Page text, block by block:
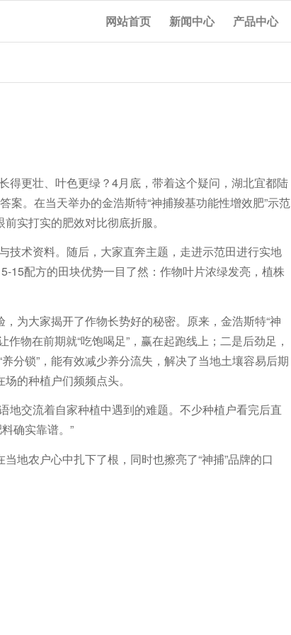
网站首页 新闻中心 产品中心
得更壮、叶色更绿？4月底，带着这个疑问，湖北宜都陆
。在当天举办的金浩斯特“神捕羧基功能性增效肥”示范
实打实的肥效对比彻底折服。
技术资料。随后，大家直奔主题，走进示范田进行实地
15配方的田块优势一目了然：作物叶片浓绿发亮，植株
为大家揭开了作物长势好的秘密。原来，金浩斯特“神
物在前期就“吃饱喝足”，赢在起跑线上；二是后劲足，
分锁”，能有效减少养分流失，解决了当地土壤容易后期
的种植户们频频点头。
地交流着自家种植中遇到的难题。不少种植户看完后直
确实靠谱。”
地农户心中扎下了根，同时也擦亮了“神捕”品牌的口